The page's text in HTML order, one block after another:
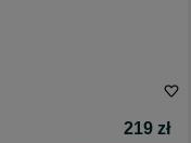
219 zł